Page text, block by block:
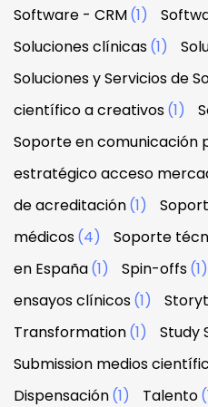
Software - CRM(1)
Soluciones clínicas(1)
Soluciones y Servicios de
científico a creativos(1)
Soporte en comunicación
estratégico acceso
de acreditación(1)
médicos(4) Soporte
en España(1) Spin-offs(1)
ensayos clínicos(1)
Transformation(1) Study
Submission medios
Dispensación(1) Talento